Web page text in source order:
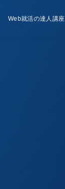
Web就活の達人講座
Course